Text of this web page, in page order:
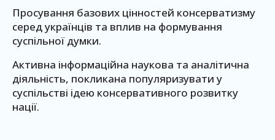
Просування базових цінностей консерватизму
серед українців та вплив на формування
суспільної думки.
Активна інформаційна наукова та аналітична
діяльність, покликана популяризувати у
суспільстві ідею консервативного розвитку
нації.